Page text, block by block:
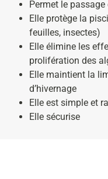
Permet le passage
Elle protège la
feuilles, insectes)
Elle élimine les
prolifération des
Elle maintient la
d’hivernage
Elle est simple et
Elle sécurise